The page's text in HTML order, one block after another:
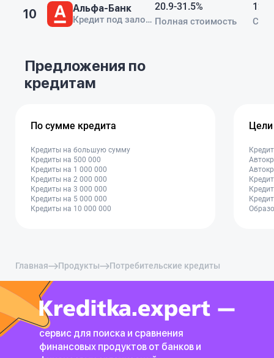
10 Альфа-Банк
Кредит под залог недвижимости
20.9-31.5%
Полная стоимость
12-
Срок
Предложения по
кредитам
По сумме кредита
Кредиты на большую сумму
Кредиты на 500 000
Кредиты на 1 000 000
Кредиты на 2 000 000
Кредиты на 3 000 000
Кредиты на 5 000 000
Кредиты на 10 000 000
Главная Продукты Потребительские кредиты
сервис для поиска и сравнения
финансовых продуктов от банков и